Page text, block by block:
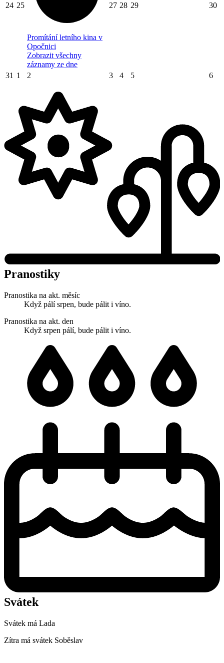
24 25
Promítání letního kina v
Opočnici
Zobrazit všechny
záznamy ze dne
27 28 29 30
31 1 2 3 4 5 6
Pranostiky
Pranostika na akt. měsíc
Když pálí srpen, bude pálit i víno.
Pranostika na akt. den
Když srpen pálí, bude pálit i víno.
Svátek
Svátek má Lada
Zítra má svátek Soběslav